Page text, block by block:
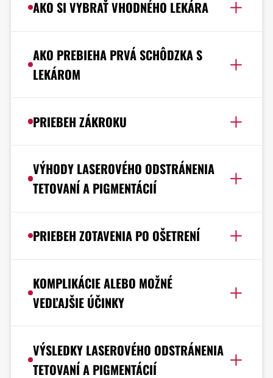
AKO SI VYBRAŤ VHODNÉHO LEKÁRA
AKO PREBIEHA PRVÁ SCHÔDZKA S
LEKÁROM
PRIEBEH ZÁKROKU
VÝHODY LASEROVÉHO ODSTRÁNENIA
TETOVANÍ A PIGMENTÁCIÍ
PRIEBEH ZOTAVENIA PO OŠETRENÍ
KOMPLIKÁCIE ALEBO MOŽNÉ
VEDĽAJŠIE ÚČINKY
VÝSLEDKY LASEROVÉHO ODSTRÁNENIA
TETOVANÍ A PIGMENTÁCIÍ